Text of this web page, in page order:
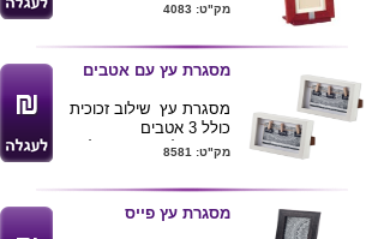
כאן
מידות: 14*40
מק"ט: 4083
מסגרת עץ עם אטבים
מסגרת עץ שילוב זכוכית
כולל 3 אטבים
מתאים לתמונה בגודל
מגיע באריזת מתנה
גודל מוצר 15*20*3 ס"מ
מק"ט: 8581
מסגרת עץ פייס